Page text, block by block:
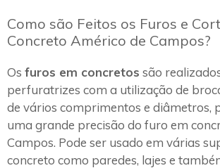
Como são Feitos os Furos e
Concreto Américo de Campos?
Os furos em concretos são
perfuratrizes com a utilização de
de vários comprimentos e diâmetros,
uma grande precisão do furo em
Campos. Pode ser usado em várias
concreto como paredes, lajes e